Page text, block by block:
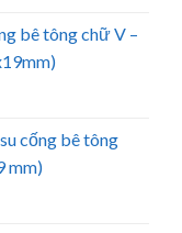
bê tông chữ V –
cống bê tông
mm)